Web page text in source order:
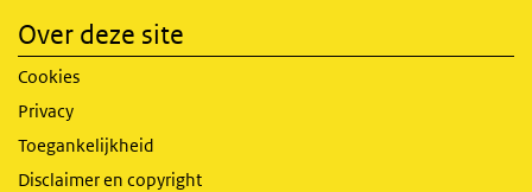
Over deze site
Cookies
Privacy
Toegankelijkheid
Disclaimer en copyright